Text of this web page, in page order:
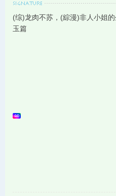
(综)龙肉不苏，(綜漫)非人小姐
玉篇